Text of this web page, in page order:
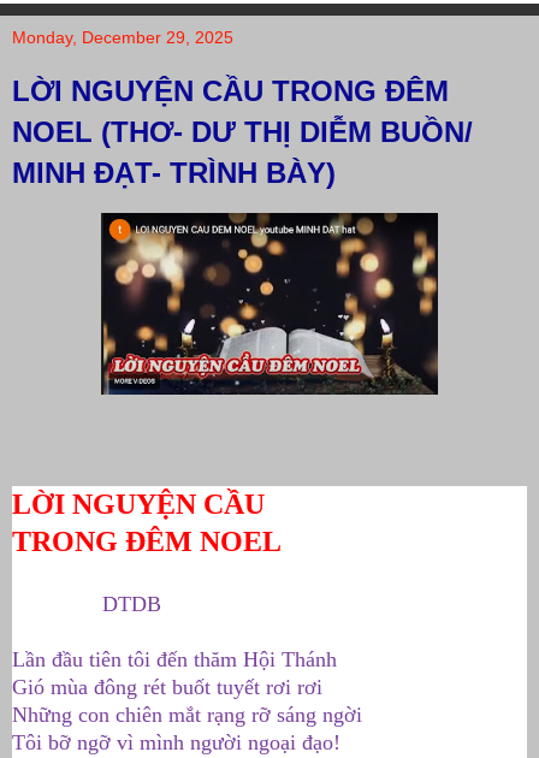
Monday, December 29, 2025
LỜI NGUYỆN CẦU TRONG ĐÊM
NOEL (THƠ- DƯ THỊ DIỄM BUỒN/
MINH ĐẠT- TRÌNH BÀY)
LỜI NGUYỆN CẦU
TRONG ĐÊM NOEL
DTDB
Lần đầu tiên tôi đến thăm Hội Thánh
Gió mùa đông rét buốt tuyết rơi rơi
Những con chiên mắt rạng rỡ sáng ngời
Tôi bỡ ngỡ vì mình người ngoại đạo!